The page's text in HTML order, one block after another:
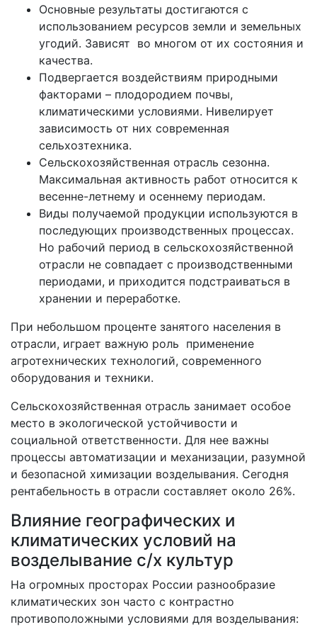
Основные результаты достигаются с
использованием ресурсов земли и земельных
угодий. Зависят во многом от их состояния и
качества.
Подвергается воздействиям природными
факторами – плодородием почвы,
климатическими условиями. Нивелирует
зависимость от них современная
сельхозтехника.
Сельскохозяйственная отрасль сезонна.
Максимальная активность работ относится к
весенне-летнему и осеннему периодам.
Виды получаемой продукции используются в
последующих производственных процессах.
Но рабочий период в сельскохозяйственной
отрасли не совпадает с производственными
периодами, и приходится подстраиваться в
хранении и переработке.
При небольшом проценте занятого населения в
отрасли, играет важную роль применение
агротехнических технологий, современного
оборудования и техники.
Сельскохозяйственная отрасль занимает особое
место в экологической устойчивости и
социальной ответственности. Для нее важны
процессы автоматизации и механизации, разумной
и безопасной химизации возделывания. Сегодня
рентабельность в отрасли составляет около 26%.
Влияние географических и
климатических условий на
возделывание с/х культур
На огромных просторах России разнообразие
климатических зон часто с контрастно
противоположными условиями для возделывания: